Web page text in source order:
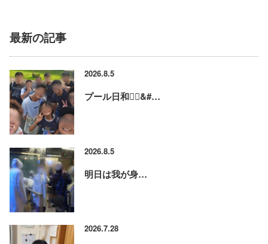
最新の記事
2026.8.5
プール日和🏊‍♂&#…
2026.8.5
明日は我が身…
2026.7.28